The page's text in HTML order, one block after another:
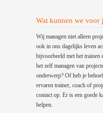
Wat kunnen we voor
Wij managen niet alleen
ook in ons dagelijks leven
bijvoorbeeld met het trainen
het zelf managen van
onderwerp? Of heb je
ervaren trainer, coach of
contact op. Er is een goede
helpen.